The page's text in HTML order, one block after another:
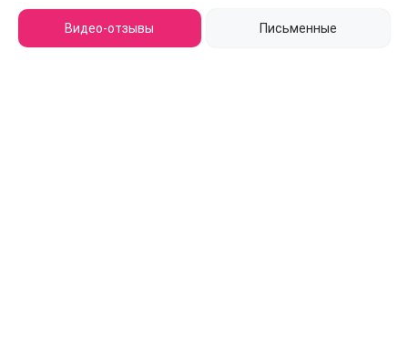
Видео-отзывы Письменные